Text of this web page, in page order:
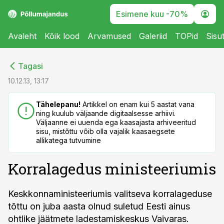
Esimene kuu -70%
Avaleht Kõik lood Arvamused Galeriid TOPid
Tagasi
10.12.13, 13:17
Tähelepanu! Artikkel on enam kui 5 aastat vana
ning kuulub väljaande digitaalsesse arhiivi.
Väljaanne ei uuenda ega kaasajasta arhiveeritud
sisu, mistõttu võib olla vajalik kaasaegsete
allikatega tutvumine
Korralagedus ministeeriumis
Keskkonnaministeeriumis valitseva korra­lageduse
tõttu on juba aasta olnud suletud Eesti ainus
ohtlike jäätmete ladestamiskeskus Vaivaras.